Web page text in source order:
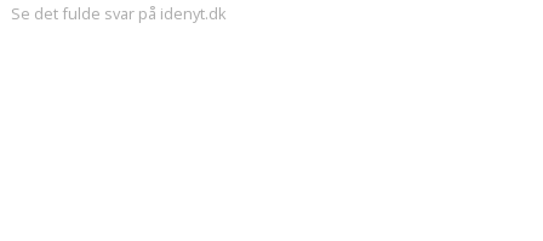
Se det fulde svar på idenyt.dk